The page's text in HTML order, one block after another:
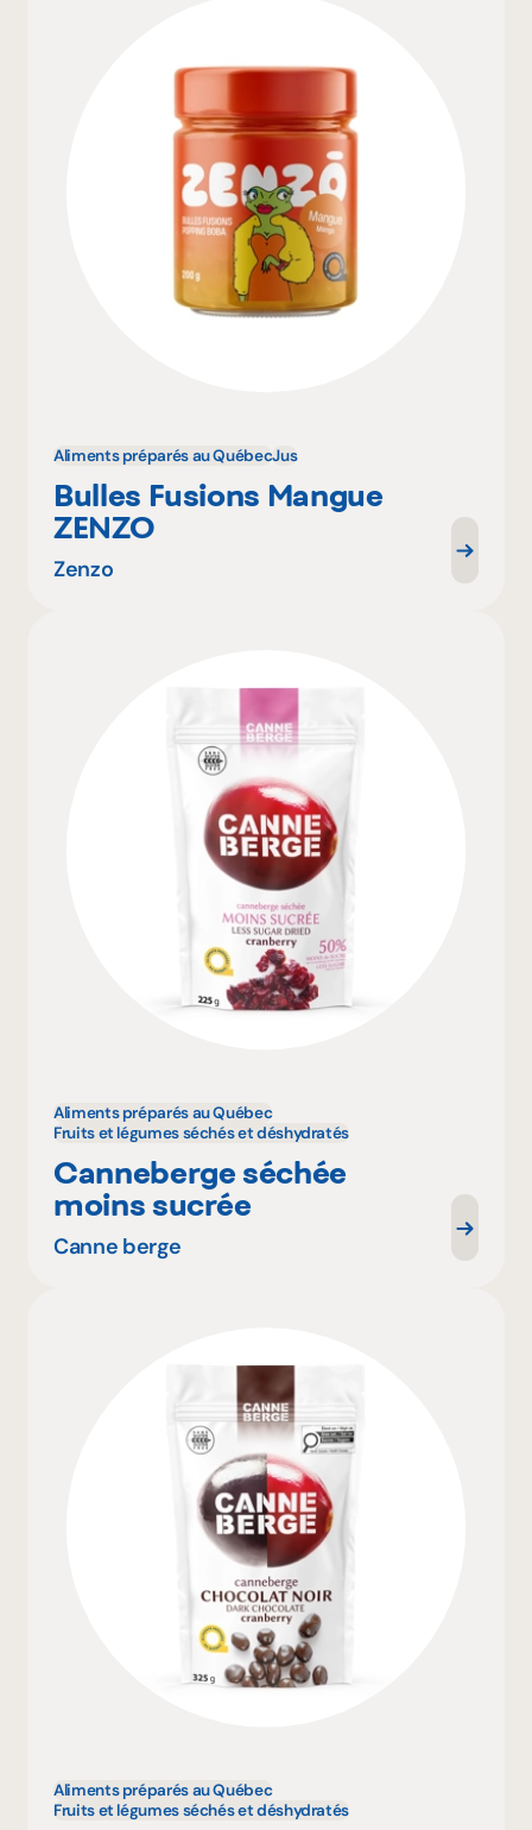
Aliments préparés au QuébecJus
Bulles Fusions Mangue
ZENZO
Zenzo
Aliments préparés au Québec
Fruits et légumes séchés et déshydratés
Canneberge séchée
moins sucrée
Canne berge
Aliments préparés au Québec
Fruits et légumes séchés et déshydratés